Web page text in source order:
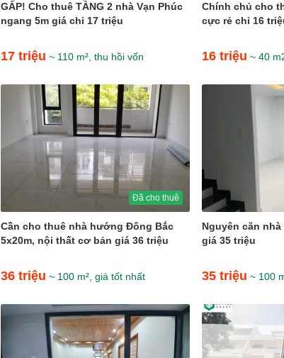
GẤP! Cho thuê TẦNG 2 nhà Vạn Phúc
ngang 5m giá chỉ 17 triệu
17 triệu ~ 110 m², thu hồi vốn
Chính chủ cho
cực rẻ chỉ 16
16 triệu ~ 40
Đã cho thuê
Cần cho thuê nhà hướng Đông Bắc
5x20m, nội thất cơ bản giá 36 triệu
36 triệu ~ 100 m², giá tốt nhất
Nguyên căn nhà
giá 35 triệu
35 triệu ~ 100